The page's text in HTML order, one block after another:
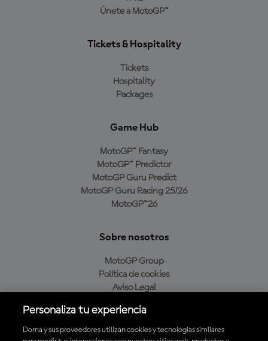
Únete a MotoGP™
Tickets & Hospitality
Tickets
Hospitality
Packages
Game Hub
MotoGP™ Fantasy
MotoGP™ Predictor
MotoGP Guru Predict
MotoGP Guru Racing 25/26
MotoGP™26
Sobre nosotros
MotoGP Group
Política de cookies
Aviso Legal
Política de compra
Personaliza tu experiencia
Dorna y sus proveedores utilizan cookies y tecnologías similares